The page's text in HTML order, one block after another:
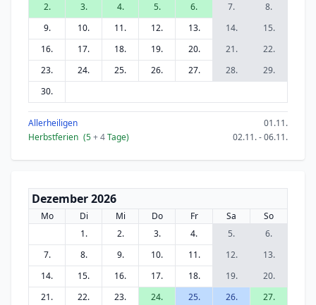
2.
3. 4. 5. 6. 7.
8.
9.
10. 11. 12. 13. 14.
15.
16.
17. 18. 19. 20. 21.
22.
23.
24. 25. 26. 27. 28.
29.
30.
Allerheiligen
01.11.
Herbstferien (5+ 4Tage) 02.11. - 06.11.
Dezember 2026
Mo Di Mi Do Fr Sa
So
1.
2. 3. 4. 5.
6.
7.
8. 9. 10. 11. 12.
13.
14.
15. 16. 17. 18. 19.
20.
21.
22. 23. 24. 25. 26.
27.